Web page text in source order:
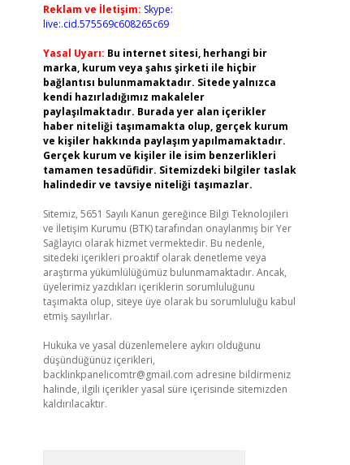
Reklam ve İletişim: Skype:
live:.cid.575569c608265c69
Yasal Uyarı: Bu internet sitesi, herhangi bir
marka, kurum veya şahıs şirketi ile hiçbir
bağlantısı bulunmamaktadır. Sitede yalnızca
kendi hazırladığımız makaleler
paylaşılmaktadır. Burada yer alan içerikler
haber niteliği taşımamakta olup, gerçek kurum
ve kişiler hakkında paylaşım yapılmamaktadır.
Gerçek kurum ve kişiler ile isim benzerlikleri
tamamen tesadüfidir. Sitemizdeki bilgiler taslak
halindedir ve tavsiye niteliği taşımazlar.
Sitemiz, 5651 Sayılı Kanun gereğince Bilgi Teknolojileri
ve İletişim Kurumu (BTK) tarafından onaylanmış bir Yer
Sağlayıcı olarak hizmet vermektedir. Bu nedenle,
sitedeki içerikleri proaktif olarak denetleme veya
araştırma yükümlülüğümüz bulunmamaktadır. Ancak,
üyelerimiz yazdıkları içeriklerin sorumluluğunu
taşımakta olup, siteye üye olarak bu sorumluluğu kabul
etmiş sayılırlar.
Hukuka ve yasal düzenlemelere aykırı olduğunu
düşündüğünüz içerikleri,
backlinkpanelicomtr@gmail.com adresine bildirmeniz
halinde, ilgili içerikler yasal süre içerisinde sitemizden
kaldırılacaktır.